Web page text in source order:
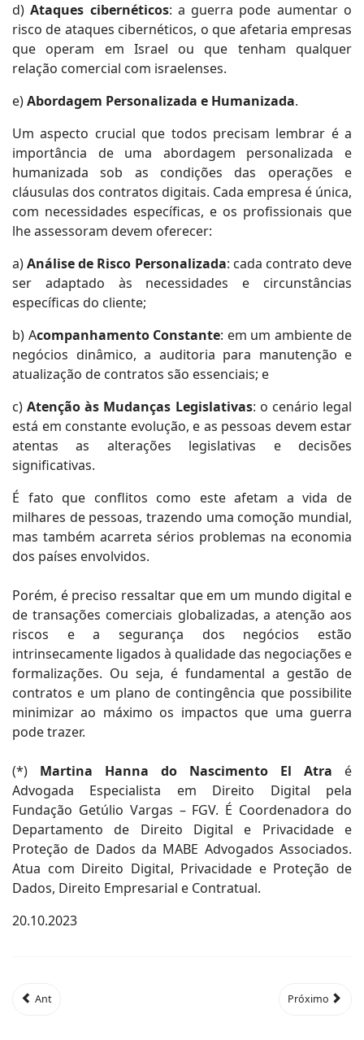
d)Ataques cibernéticos: a guerra pode aumentar o
risco de ataques cibernéticos, o que afetaria empresas
que operam em Israel ou que tenham qualquer
relação comercial com israelenses.
e)Abordagem Personalizada e Humanizada.
Um aspecto crucial que todos precisam lembrar é a
importância de uma abordagem personalizada e
humanizada sob as condições das operações e
cláusulas dos contratos digitais. Cada empresa é única,
com necessidades específicas, e os profissionais que
lhe assessoram devem oferecer:
a)Análise de Risco Personalizada: cada contrato deve
ser adaptado às necessidades e circunstâncias
específicas do cliente;
b) Acompanhamento Constante: em um ambiente de
negócios dinâmico, a auditoria para manutenção e
atualização de contratos são essenciais; e
c)Atenção às Mudanças Legislativas: o cenário legal
está em constante evolução, e as pessoas devem estar
atentas as alterações legislativas e decisões
significativas.
É fato que conflitos como este afetam a vida de
milhares de pessoas, trazendo uma comoção mundial,
mas também acarreta sérios problemas na economia
dos países envolvidos.
Porém, é preciso ressaltar que em um mundo digital e
de transações comerciais globalizadas, a atenção aos
riscos e a segurança dos negócios estão
intrinsecamente ligados à qualidade das negociações e
formalizações. Ou seja, é fundamental a gestão de
contratos e um plano de contingência que possibilite
minimizar ao máximo os impactos que uma guerra
pode trazer.
(*) Martina Hanna do Nascimento El Atra é
Advogada Especialista em Direito Digital pela
Fundação Getúlio Vargas – FGV. É Coordenadora do
Departamento de Direito Digital e Privacidade e
Proteção de Dados da MABE Advogados Associados.
Atua com Direito Digital, Privacidade e Proteção de
Dados, Direito Empresarial e Contratual.
20.10.2023
Ant Próximo